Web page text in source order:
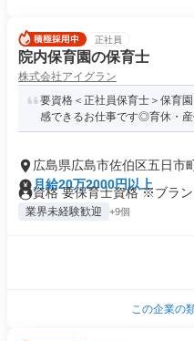
正社員
院内保育園の保育士
株式会社アイグラン
要資格＜正社員保育士＞保育
感できるお仕事です◎育休・産
広島県広島市佐伯区五日市
月給20万2000円以上
資格 要保育士資格 ※ブラ
業界未経験歓迎 +9個
この企業の